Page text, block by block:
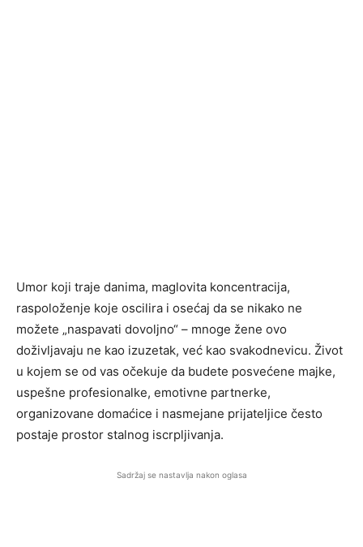
Umor koji traje danima, maglovita koncentracija,
raspoloženje koje oscilira i osećaj da se nikako ne
možete „naspavati dovoljno“ – mnoge žene ovo
doživljavaju ne kao izuzetak, već kao svakodnevicu. Život
u kojem se od vas očekuje da budete posvećene majke,
uspešne profesionalke, emotivne partnerke,
organizovane domaćice i nasmejane prijateljice često
postaje prostor stalnog iscrpljivanja.
Sadržaj se nastavlja nakon oglasa